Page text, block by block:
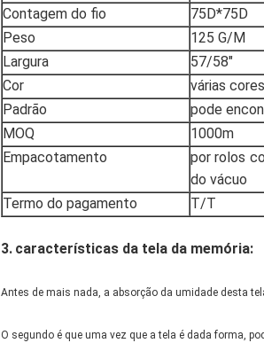
Contagem do fio
75D*75D
Peso
125 G/M
Largura
57/58"
Cor
várias
Padrão
pode
MOQ
1000m
Empacotamento
por rolos
do vácuo
Termo do pagamento
T/T
3. características da tela da memória:
Antes de mais nada, a absorção da umidade desta
O segundo é que uma vez que a tela é dada forma,